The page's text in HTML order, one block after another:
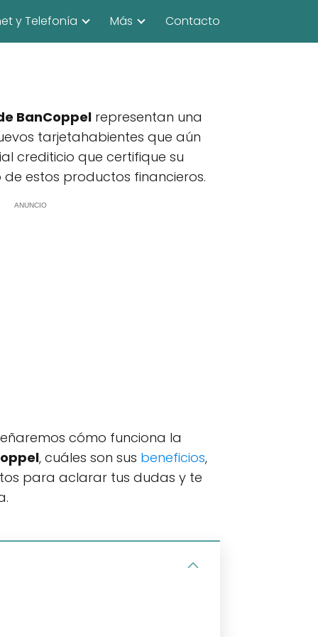
y Telefonía Más Contacto
BanCoppel representan una
tarjetahabientes que aún
crediticio que certifique su
estos productos financieros.
ANUNCIO
cómo funciona la
, cuáles son sus beneficios,
para aclarar tus dudas y te